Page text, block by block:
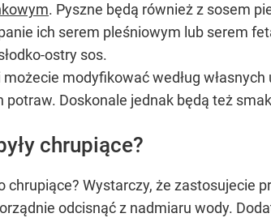
. Pyszne będą również z sosem
ich serem pleśniowym lub serem
ostry sos.
modyfikować według
Doskonale jednak będą też
chrupiące?
chrupiące? Wystarczy, że zastosujecie
odcisnąć z nadmiaru wody.